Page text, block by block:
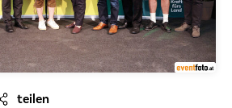
teilen